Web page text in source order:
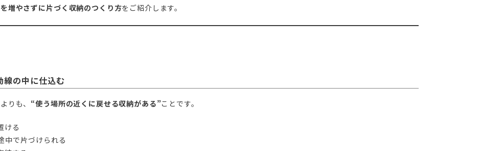
増やさずに片づく収納のつくり方をご紹介します。
線の中に仕込む
りも、 “使う場所の近くに戻せる収納がある”ことです。
ける
中で片づけられる